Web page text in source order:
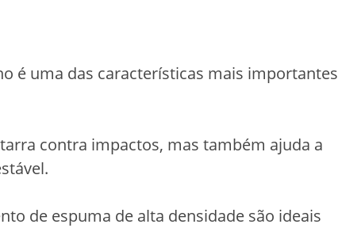
é uma das características mais importantes
contra impactos, mas também ajuda a
de espuma de alta densidade são ideais